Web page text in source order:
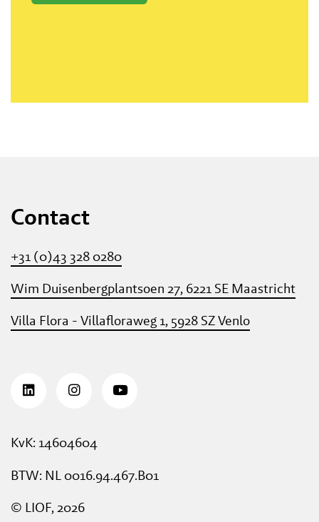
Contact
+31 (0)43 328 0280
Wim Duisenbergplantsoen 27, 6221 SE Maastricht
Villa Flora - Villafloraweg 1, 5928 SZ Venlo
KvK: 14604604
BTW: NL 0016.94.467.B01
© LIOF, 2026